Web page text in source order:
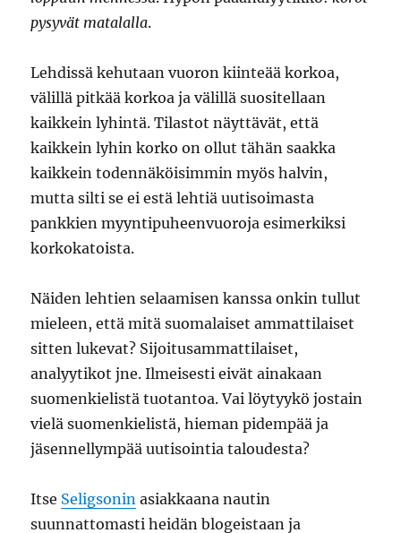
pysyvät matalalla.
Lehdissä kehutaan vuoron kiinteää korkoa,
välillä pitkää korkoa ja välillä suositellaan
kaikkein lyhintä. Tilastot näyttävät, että
kaikkein lyhin korko on ollut tähän saakka
kaikkein todennäköisimmin myös halvin,
mutta silti se ei estä lehtiä uutisoimasta
pankkien myyntipuheenvuoroja esimerkiksi
korkokatoista.
Näiden lehtien selaamisen kanssa onkin tullut
mieleen, että mitä suomalaiset ammattilaiset
sitten lukevat? Sijoitusammattilaiset,
analyytikot jne. Ilmeisesti eivät ainakaan
suomenkielistä tuotantoa. Vai löytyykö jostain
vielä suomenkielistä, hieman pidempää ja
jäsennellympää uutisointia taloudesta?
Itse Seligsonin asiakkaana nautin
suunnattomasti heidän blogeistaan ja